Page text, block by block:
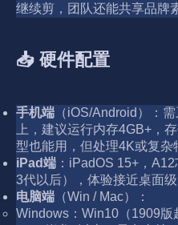
继续剪，团队还能共享品牌
📥 硬件配置
手机端 （iOS/Android）：
上，建议运行内存4GB+，
型也能用，但处理4K或复杂
iPad端 ：iPadOS 15+，
3代以后），体验接近桌面级
电脑端 （Win / Mac）：
Windows：Win10（1909版